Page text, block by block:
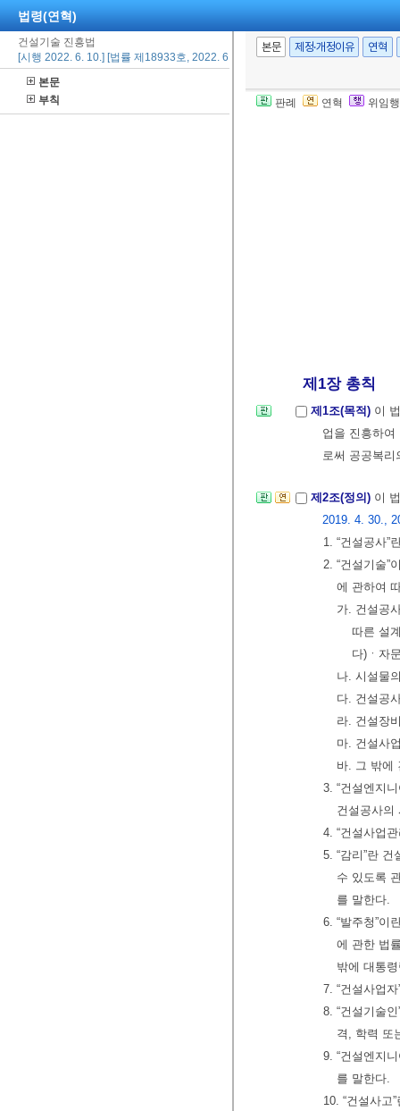
법령(연혁)
건설기술 진흥법
[시행 2022. 6. 10.] [법률 제18933호, 2022. 6. 10., 일부개정]
본문
부칙
본문 제정·개정이유 연혁
판례 연혁 위임
제1장 총칙
제1조(목적) 이
업을 진흥하
로써 공공복
제2조(정의) 이
2019. 4. 30.,
1. “건설공사”
2. “건설기술”
에 관하여
가. 건설공
따른 설
다)ㆍ자
나. 시설물
다. 건설공
라. 건설장
마. 건설사
바. 그 밖에
3. “건설엔지
건설공사의
4. “건설사업
5. “감리”란
수 있도록
를 말한다.
6. “발주청”이
에 관한 법
밖에 대통
7. “건설사업
8. “건설기술
격, 학력 또
9. “건설엔지
를 말한다.
10. “건설사고